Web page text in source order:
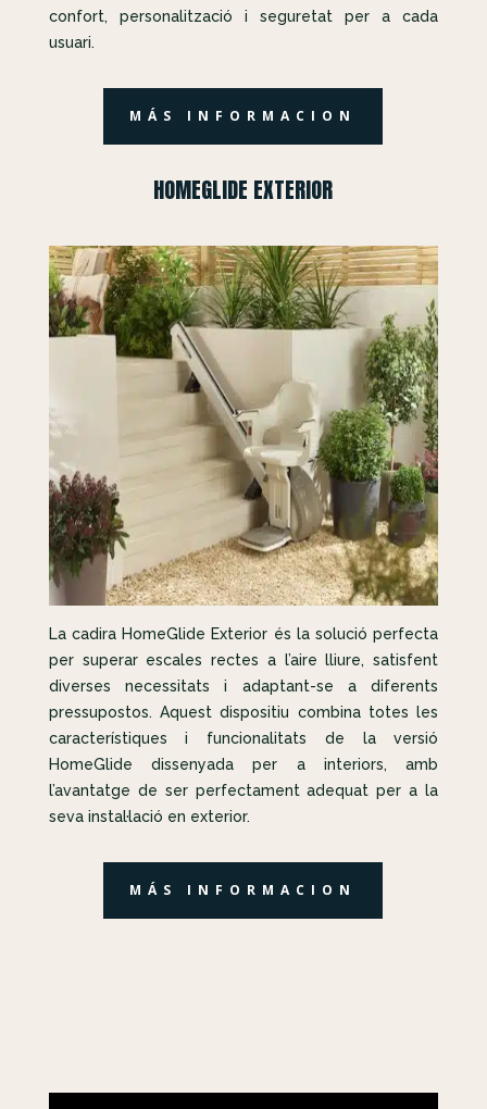
confort, personalització i seguretat per a cada
usuari.
MÁS INFORMACION
HOMEGLIDE EXTERIOR
La cadira HomeGlide Exterior és la solució perfecta
per superar escales rectes a l’aire lliure, satisfent
diverses necessitats i adaptant-se a diferents
pressupostos. Aquest dispositiu combina totes les
característiques i funcionalitats de la versió
HomeGlide dissenyada per a interiors, amb
l’avantatge de ser perfectament adequat per a la
seva instal·lació en exterior.
MÁS INFORMACION